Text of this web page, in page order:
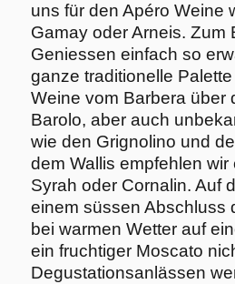
uns für den Apéro Weine
Gamay oder Arneis. Zum
Geniessen einfach so
ganze traditionelle
Weine vom Barbera über
Barolo, aber auch
wie den Grignolino und
dem Wallis empfehlen wir
Syrah oder Cornalin. Auf
einem süssen Abschluss
bei warmen Wetter auf
ein fruchtiger Moscato
Degustationsanlässen